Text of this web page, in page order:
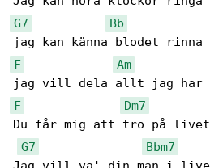
G7
Bb
F
Am
F
Dm7
Du får mig att tro på livet
G7
Bbm7